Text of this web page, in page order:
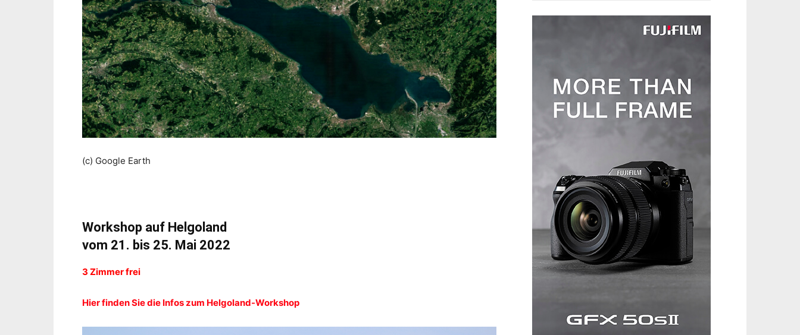
(c) Google Earth
Workshop auf Helgoland
vom 21. bis 25. Mai 2022
3 Zimmer frei
Hier finden Sie die Infos zum Helgoland-Workshop